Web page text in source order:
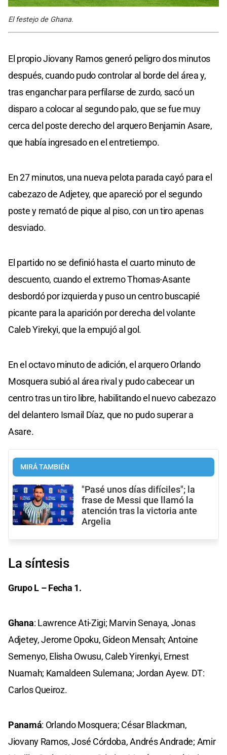
El festejo de Ghana.
El propio Jiovany Ramos generó peligro dos minutos
después, cuando pudo controlar al borde del área y,
tras enganchar para perfilarse de zurdo, sacó un
disparo a colocar al segundo palo, que se fue muy
cerca del poste derecho del arquero Benjamin Asare,
que había ingresado en el entretiempo.
En 27 minutos, una nueva pelota parada cayó para el
cabezazo de Adjetey, que apareció por el segundo
poste y remató de pique al piso, con un tiro apenas
desviado.
El partido no se definió hasta el cuarto minuto de
descuento, cuando el extremo Thomas-Asante
desbordó por izquierda y puso un centro buscapié
picante para la aparición por derecha del volante
Caleb Yirekyi, que la empujó al gol.
En el octavo minuto de adición, el arquero Orlando
Mosquera subió al área rival y pudo cabecear un
centro tras un tiro libre, habilitando el nuevo cabezazo
del delantero Ismail Díaz, que no pudo superar a
Asare.
MIRÁ TAMBIÉN
"Pasé unos días difíciles"; la
frase de Messi que llamó la
atención tras la victoria ante
Argelia
La síntesis
Grupo L – Fecha 1.
Ghana: Lawrence Ati-Zigi; Marvin Senaya, Jonas
Adjetey, Jerome Opoku, Gideon Mensah; Antoine
Semenyo, Elisha Owusu, Caleb Yirenkyi, Ernest
Nuamah; Kamaldeen Sulemana; Jordan Ayew. DT:
Carlos Queiroz.
Panamá: Orlando Mosquera; César Blackman,
Jiovany Ramos, José Córdoba, Andrés Andrade; Amir